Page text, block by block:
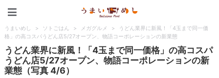
うまいめし > ソトごはん > メガグルメ >
うどん業界に新風！「4玉まで同一価
格」の高コスパうどん店5/27オープン、物語コーポレーションの新業態
うどん業界に新風！「4玉まで同一価格」の高コスパ
うどん店5/27オープン、物語コーポレーションの新
業態（写真 4/6）